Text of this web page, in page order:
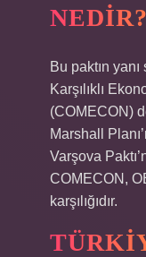
NEDIR?
Bu paktın
Karşılıklı
(COMECON)
Marshall
Varşova
COMECON,
karşılığıdır.